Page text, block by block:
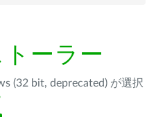
ーラー
(32 bit, deprecated) が選択